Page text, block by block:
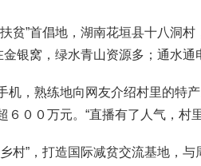
”首倡地，湖南花垣县十八洞村
金银窝，绿水青山资源多；通水
熟练地向网友介绍村里的特产
６００万元。“直播有了人气，村
”，打造国际减贫交流基地，与